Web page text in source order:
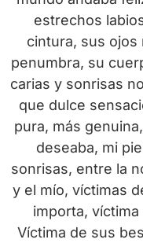
estrechos
cintura, sus ojos
penumbra, su
carias y sonrisas
que dulce
pura, más
deseaba, mi
sonrisas, entre la
y el mío, víctimas
importa,
Víctima de sus